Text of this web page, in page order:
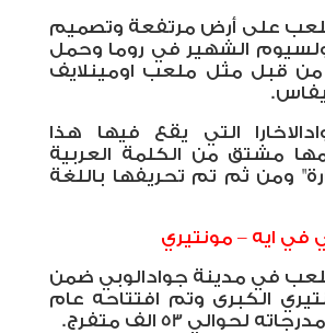
على أرض مرتفعة وتصميم
الشهير في روما وحمل
من قبل مثل ملعب اومينلايف
.
التي يقع فيها هذا
مشتق من الكلمة العربية
ومن ثم تم تحريفها باللغة
ايه – مونتيري
في مدينة جوادالوبي ضمن
الكبرى وتم افتتاحه عام